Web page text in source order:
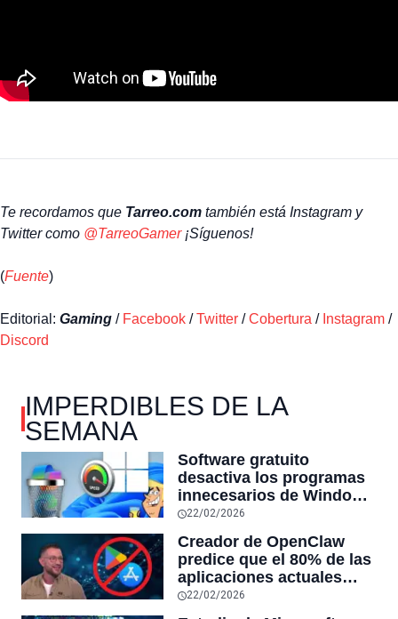
Te recordamos que Tarreo.com también está Instagram y
Twitter como @TarreoGamer¡Síguenos!
(Fuente)
Editorial: Gaming / Facebook /Twitter /Cobertura / Instagram /
Discord
IMPERDIBLES DE LA
SEMANA
Software gratuito
desactiva los programas
innecesarios de Windows
11 y optimiza el PC,
RAM y mucho más
22/02/2026
Creador de OpenClaw
predice que el 80% de las
aplicaciones actuales
desaparecerán en el
22/02/2026